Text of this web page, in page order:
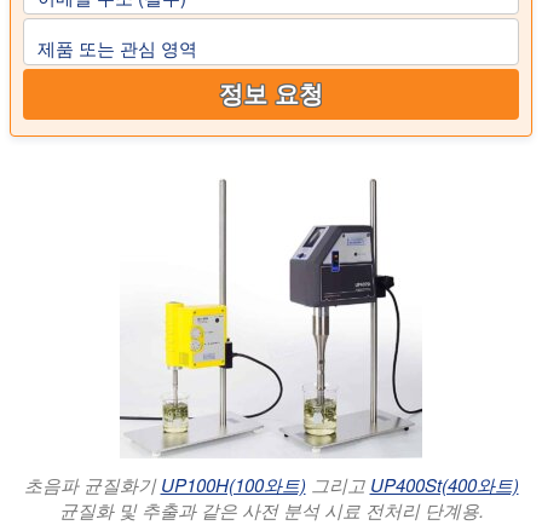
제품 또는 관심 영역
정보 요청
초음파 균질화기UP100H(100와트) 그리고 UP400St(400와트)
균질화 및 추출과 같은 사전 분석 시료 전처리 단계용.